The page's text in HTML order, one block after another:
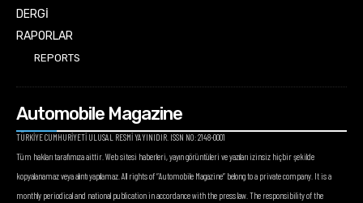
DERGİ
RAPORLAR
REPORTS
Automobile Magazine
TÜRKİYE CUMHURİYETİ ULUSAL RESMİ YAYINIDIR. ISSN NO: 2148-0001
Tüm hakları tarafımıza aittir. Web sitesi haberleri, yayın görüntüleri ve yazıları izinsiz hiçbir şekilde
kopyalanamaz veya alıntı yapılamaz. All rights of “Automobile Magazine” belong to a private company. It is a
monthly periodical and national publication in accordance with the press law. The responsibility of the